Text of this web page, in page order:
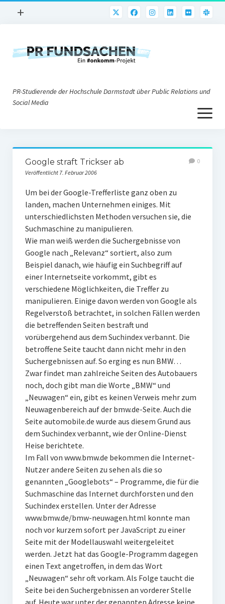
Menü
+
PR@h_da
Nonprofit-PR
Corporate Weblogs
Podcasting
Social Media
PR-Theorie
PR-Literatur
PR-Studien
Gesellschaft & Medien
Infografik-Themengarten
Künstliche Intelligenz
17 Ziele
Klimaneutrales Tanken
Zukunft der Bildung
Vom Trend zur Tonne
PR-Studierende der Hochschule Darmstadt über Public Relations und
Social Media
Menü
öffnen
Über uns
Impressum
Google straft Trickser ab
Veröffentlicht 7. Februar 2006
0
Um bei der Google-Trefferliste ganz oben zu
landen, machen Unternehmen einiges. Mit
unterschiedlichsten Methoden versuchen sie, die
Suchmaschine zu manipulieren.
Wie man weiß werden die Suchergebnisse von
Google nach „Relevanz“ sortiert, also zum
Beispiel danach, wie häufig ein Suchbegriff auf
einer Internetseite vorkommt, gibt es
verschiedene Möglichkeiten, die Treffer zu
manipulieren. Einige davon werden von Google als
Regelverstoß betrachtet, in solchen Fällen werden
die betreffenden Seiten bestraft und
vorübergehend aus dem Suchindex verbannt. Die
betroffene Seite taucht dann nicht mehr in den
Suchergebnissen auf. So erging es nun BMW…
Zwar findet man zahlreiche Seiten des Autobauers
noch, doch gibt man die Worte „BMW“ und
„Neuwagen“ ein, gibt es keinen Verweis mehr zum
Neuwagenbereich auf der bmw.de-Seite. Auch die
Seite automobile.de wurde aus diesem Grund aus
dem Suchindex verbannt, wie der Online-Dienst
Heise berichtete.
Im Fall von www.bmw.de bekommen die Internet-
Nutzer andere Seiten zu sehen als die so
genannten „Googlebots“ – Programme, die für die
Suchmaschine das Internet durchforsten und den
Suchindex erstellen. Unter der Adresse
www.bmw.de/bmw-neuwagen.html konnte man
noch vor kurzem sofort per JavaScript zu einer
Seite mit der Modellauswahl weitergeleitet
werden. Jetzt hat das Google-Programm dagegen
einen Text angetroffen, in dem das Wort
„Neuwagen“ sehr oft vorkam. Als Folge taucht die
Seite bei den Suchergebnissen an vorderer Stelle